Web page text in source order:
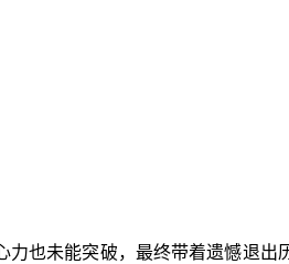
也未能突破，最终带着遗憾退出